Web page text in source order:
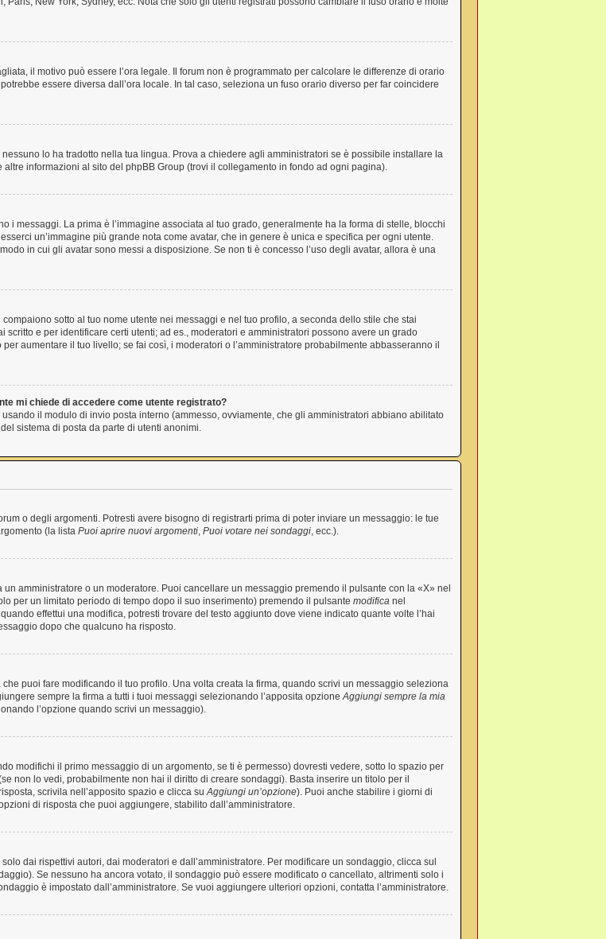
il motivo può essere l’ora legale. Il forum non è programmato per calcolare le differenze di orario
essere diversa dall’ora locale. In tal caso, seleziona un fuso orario diverso per far coincidere
lo ha tradotto nella tua lingua. Prova a chiedere agli amministratori se è possibile installare la
informazioni al sito del phpBB Group (trovi il collegamento in fondo ad ogni pagina).
i messaggi. La prima è l’immagine associata al tuo grado, generalmente ha la forma di stelle, blocchi
un’immagine più grande nota come avatar, che in genere è unica e specifica per ogni utente.
in cui gli avatar sono messi a disposizione. Se non ti è concesso l’uso degli avatar, allora è una
sotto al tuo nome utente nei messaggi e nel tuo profilo, a seconda dello stile che stai
e per identificare certi utenti; ad es., moderatori e amministratori possono avere un grado
aumentare il tuo livello; se fai così, i moderatori o l’amministratore probabilmente abbasseranno il
mi chiede di accedere come utente registrato?
il modulo di invio posta interno (ammesso, ovviamente, che gli amministratori abbiano abilitato
sistema di posta da parte di utenti anonimi.
o degli argomenti. Potresti avere bisogno di registrarti prima di poter inviare un messaggio: le tue
(la lista Puoi aprire nuovi argomenti, Puoi votare nei sondaggi, ecc.).
amministratore o un moderatore. Puoi cancellare un messaggio premendo il pulsante con la «X» nel
per un limitato periodo di tempo dopo il suo inserimento) premendo il pulsante modifica nel
effettui una modifica, potresti trovare del testo aggiunto dove viene indicato quante volte l’hai
dopo che qualcuno ha risposto.
puoi fare modificando il tuo profilo. Una volta creata la firma, quando scrivi un messaggio seleziona
sempre la firma a tutti i tuoi messaggi selezionando l’apposita opzioneAggiungi sempre la mia
l’opzione quando scrivi un messaggio).
modifichi il primo messaggio di un argomento, se ti è permesso) dovresti vedere, sotto lo spazio per
non lo vedi, probabilmente non hai il diritto di creare sondaggi). Basta inserire un titolo per il
scrivila nell’apposito spazio e clicca suAggiungi un’opzione). Puoi anche stabilire i giorni di
di risposta che puoi aggiungere, stabilito dall’amministratore.
dai rispettivi autori, dai moderatori e dall’amministratore. Per modificare un sondaggio, clicca sul
Se nessuno ha ancora votato, il sondaggio può essere modificato o cancellato, altrimenti solo i
è impostato dall’amministratore. Se vuoi aggiungere ulteriori opzioni, contatta l’amministratore.